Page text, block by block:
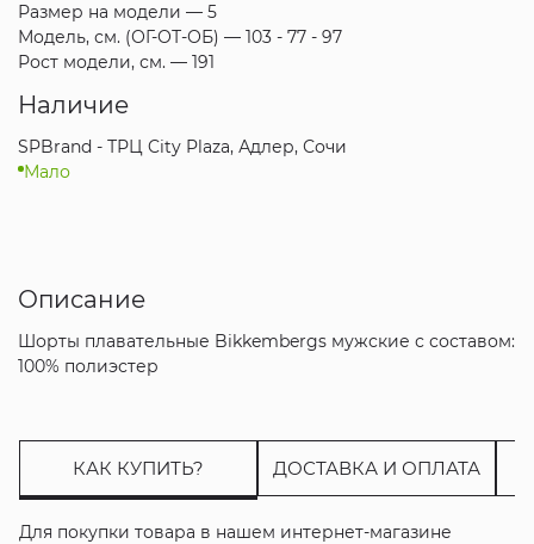
Размер на модели — 5
Модель, см. (ОГ-ОТ-ОБ) — 103 - 77 - 97
Рост модели, см. — 191
Наличие
SPBrand - ТРЦ City Plaza, Адлер, Сочи
Мало
Описание
Шорты плавательные Bikkembergs мужские с составом:
100% полиэстер
КАК КУПИТЬ? ДОСТАВКА И ОПЛАТА
Для покупки товара в нашем интернет-магазине